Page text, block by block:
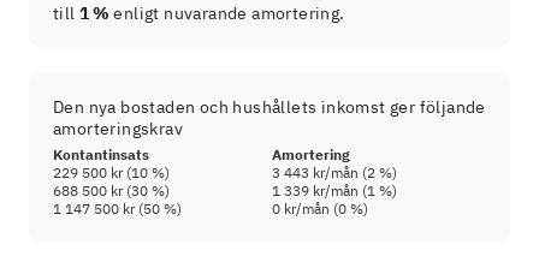
till 1 % enligt nuvarande amortering.
Den nya bostaden och hushållets inkomst ger följande
amorteringskrav
Kontantinsats
Amortering
229 500 kr(10 %) 3 443 kr/mån (2 %)
688 500 kr(30 %) 1 339 kr/mån (1 %)
1 147 500 kr(50 %) 0 kr/mån (0 %)